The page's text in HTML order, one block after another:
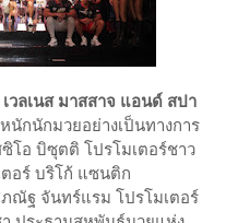
วลเนส มาสสาจ แอนด์ สปา
นักนักมวยอย่างเป็นทางการ
โอ บิซุตติ โปรโมเตอร์ชาว
อร์ บริโก้ แซนติก
ณัฐ จันทร์แรม โปรโมเตอร์